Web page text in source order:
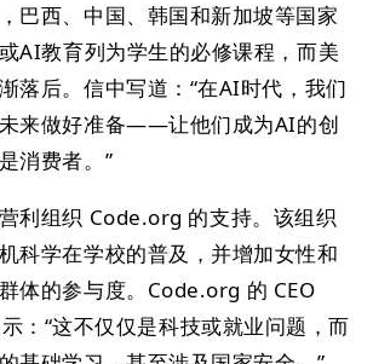
巴西、中国、韩国和新加坡等国家
AI教育列为学生的必修课程，而美
落后。信中写道：“在AI时代，我们
来做好准备——让他们成为AI的创
消费者。”
利组织 Code.org 的支持。该组织
科学在学校的普及，并增加女性和
体的参与度。Code.org 的 CEO
：“这不仅仅是科技或就业问题，而